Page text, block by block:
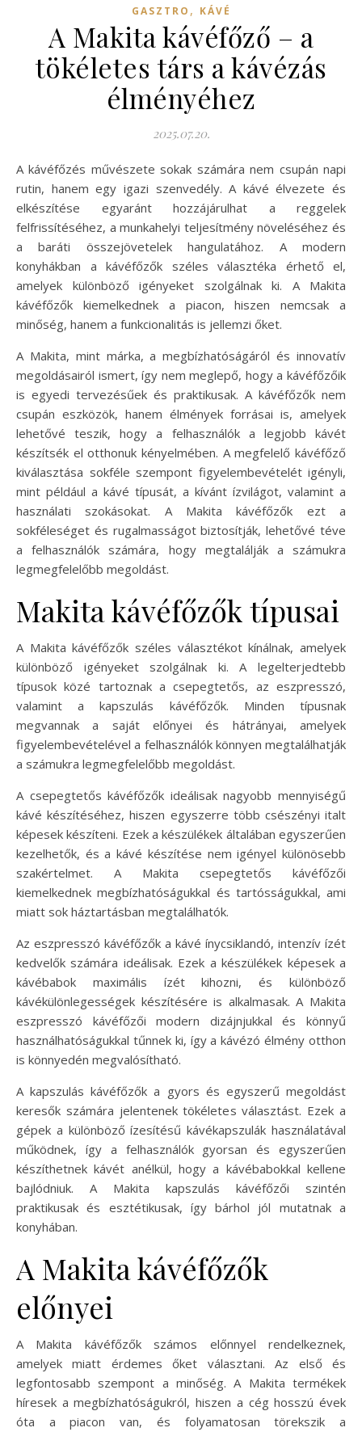
GASZTRO , KÁVÉ
A Makita kávéfőző – a
tökéletes társ a kávézás
élményéhez
2025.07.20.
A kávéfőzés művészete sokak számára nem csupán napi
rutin, hanem egy igazi szenvedély. A kávé élvezete és
elkészítése egyaránt hozzájárulhat a reggelek
felfrissítéséhez, a munkahelyi teljesítmény növeléséhez és
a baráti összejövetelek hangulatához. A modern
konyhákban a kávéfőzők széles választéka érhető el,
amelyek különböző igényeket szolgálnak ki. A Makita
kávéfőzők kiemelkednek a piacon, hiszen nemcsak a
minőség, hanem a funkcionalitás is jellemzi őket.
A Makita, mint márka, a megbízhatóságáról és innovatív
megoldásairól ismert, így nem meglepő, hogy a kávéfőzőik
is egyedi tervezésűek és praktikusak. A kávéfőzők nem
csupán eszközök, hanem élmények forrásai is, amelyek
lehetővé teszik, hogy a felhasználók a legjobb kávét
készítsék el otthonuk kényelmében. A megfelelő kávéfőző
kiválasztása sokféle szempont figyelembevételét igényli,
mint például a kávé típusát, a kívánt ízvilágot, valamint a
használati szokásokat. A Makita kávéfőzők ezt a
sokféleséget és rugalmasságot biztosítják, lehetővé téve
a felhasználók számára, hogy megtalálják a számukra
legmegfelelőbb megoldást.
Makita kávéfőzők típusai
A Makita kávéfőzők széles választékot kínálnak, amelyek
különböző igényeket szolgálnak ki. A legelterjedtebb
típusok közé tartoznak a csepegtetős, az eszpresszó,
valamint a kapszulás kávéfőzők. Minden típusnak
megvannak a saját előnyei és hátrányai, amelyek
figyelembevételével a felhasználók könnyen megtalálhatják
a számukra legmegfelelőbb megoldást.
A csepegtetős kávéfőzők ideálisak nagyobb mennyiségű
kávé készítéséhez, hiszen egyszerre több csészényi italt
képesek készíteni. Ezek a készülékek általában egyszerűen
kezelhetők, és a kávé készítése nem igényel különösebb
szakértelmet. A Makita csepegtetős kávéfőzői
kiemelkednek megbízhatóságukkal és tartósságukkal, ami
miatt sok háztartásban megtalálhatók.
Az eszpresszó kávéfőzők a kávé ínycsiklandó, intenzív ízét
kedvelők számára ideálisak. Ezek a készülékek képesek a
kávébabok maximális ízét kihozni, és különböző
kávékülönlegességek készítésére is alkalmasak. A Makita
eszpresszó kávéfőzői modern dizájnjukkal és könnyű
használhatóságukkal tűnnek ki, így a kávézó élmény otthon
is könnyedén megvalósítható.
A kapszulás kávéfőzők a gyors és egyszerű megoldást
keresők számára jelentenek tökéletes választást. Ezek a
gépek a különböző ízesítésű kávékapszulák használatával
működnek, így a felhasználók gyorsan és egyszerűen
készíthetnek kávét anélkül, hogy a kávébabokkal kellene
bajlódniuk. A Makita kapszulás kávéfőzői szintén
praktikusak és esztétikusak, így bárhol jól mutatnak a
konyhában.
A Makita kávéfőzők
előnyei
A Makita kávéfőzők számos előnnyel rendelkeznek,
amelyek miatt érdemes őket választani. Az első és
legfontosabb szempont a minőség. A Makita termékek
híresek a megbízhatóságukról, hiszen a cég hosszú évek
óta a piacon van, és folyamatosan törekszik a